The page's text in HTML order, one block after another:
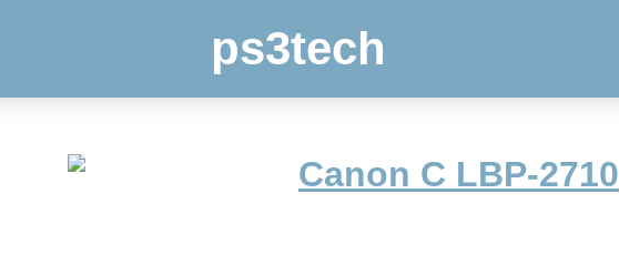
ps3tech
Canon C LBP-2710